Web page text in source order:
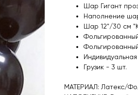
Шар Гигант
Наполнение
Шар 12"/30 см
Грузик - 3 шт.
МАТЕРИАЛ: Латекс/